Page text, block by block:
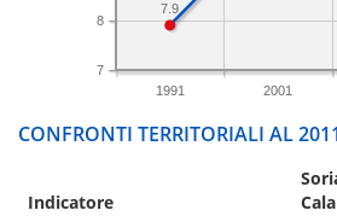
1991 2001
7
8
7.9
CONFRONTI TERRITORIALI AL
Indicatore